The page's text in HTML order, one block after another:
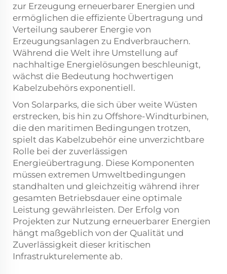
zur Erzeugung erneuerbarer Energien und
ermöglichen die effiziente Übertragung und
Verteilung sauberer Energie von
Erzeugungsanlagen zu Endverbrauchern.
Während die Welt ihre Umstellung auf
nachhaltige Energielösungen beschleunigt,
wächst die Bedeutung hochwertigen
Kabelzubehörs exponentiell.
Von Solarparks, die sich über weite Wüsten
erstrecken, bis hin zu Offshore-Windturbinen,
die den maritimen Bedingungen trotzen,
spielt das Kabelzubehör eine unverzichtbare
Rolle bei der zuverlässigen
Energieübertragung. Diese Komponenten
müssen extremen Umweltbedingungen
standhalten und gleichzeitig während ihrer
gesamten Betriebsdauer eine optimale
Leistung gewährleisten. Der Erfolg von
Projekten zur Nutzung erneuerbarer Energien
hängt maßgeblich von der Qualität und
Zuverlässigkeit dieser kritischen
Infrastrukturelemente ab.